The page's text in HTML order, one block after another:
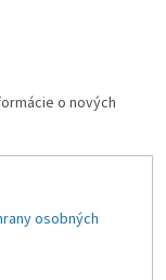
o nových
osobných